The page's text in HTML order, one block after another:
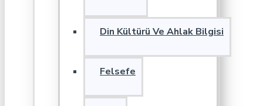
Din Kültürü Ve Ahlak Bilgisi
Felsefe